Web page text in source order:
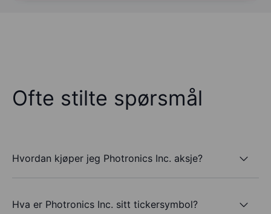
Ofte stilte spørsmål
Hvordan kjøper jeg Photronics Inc. aksje?
Hva er Photronics Inc. sitt tickersymbol?